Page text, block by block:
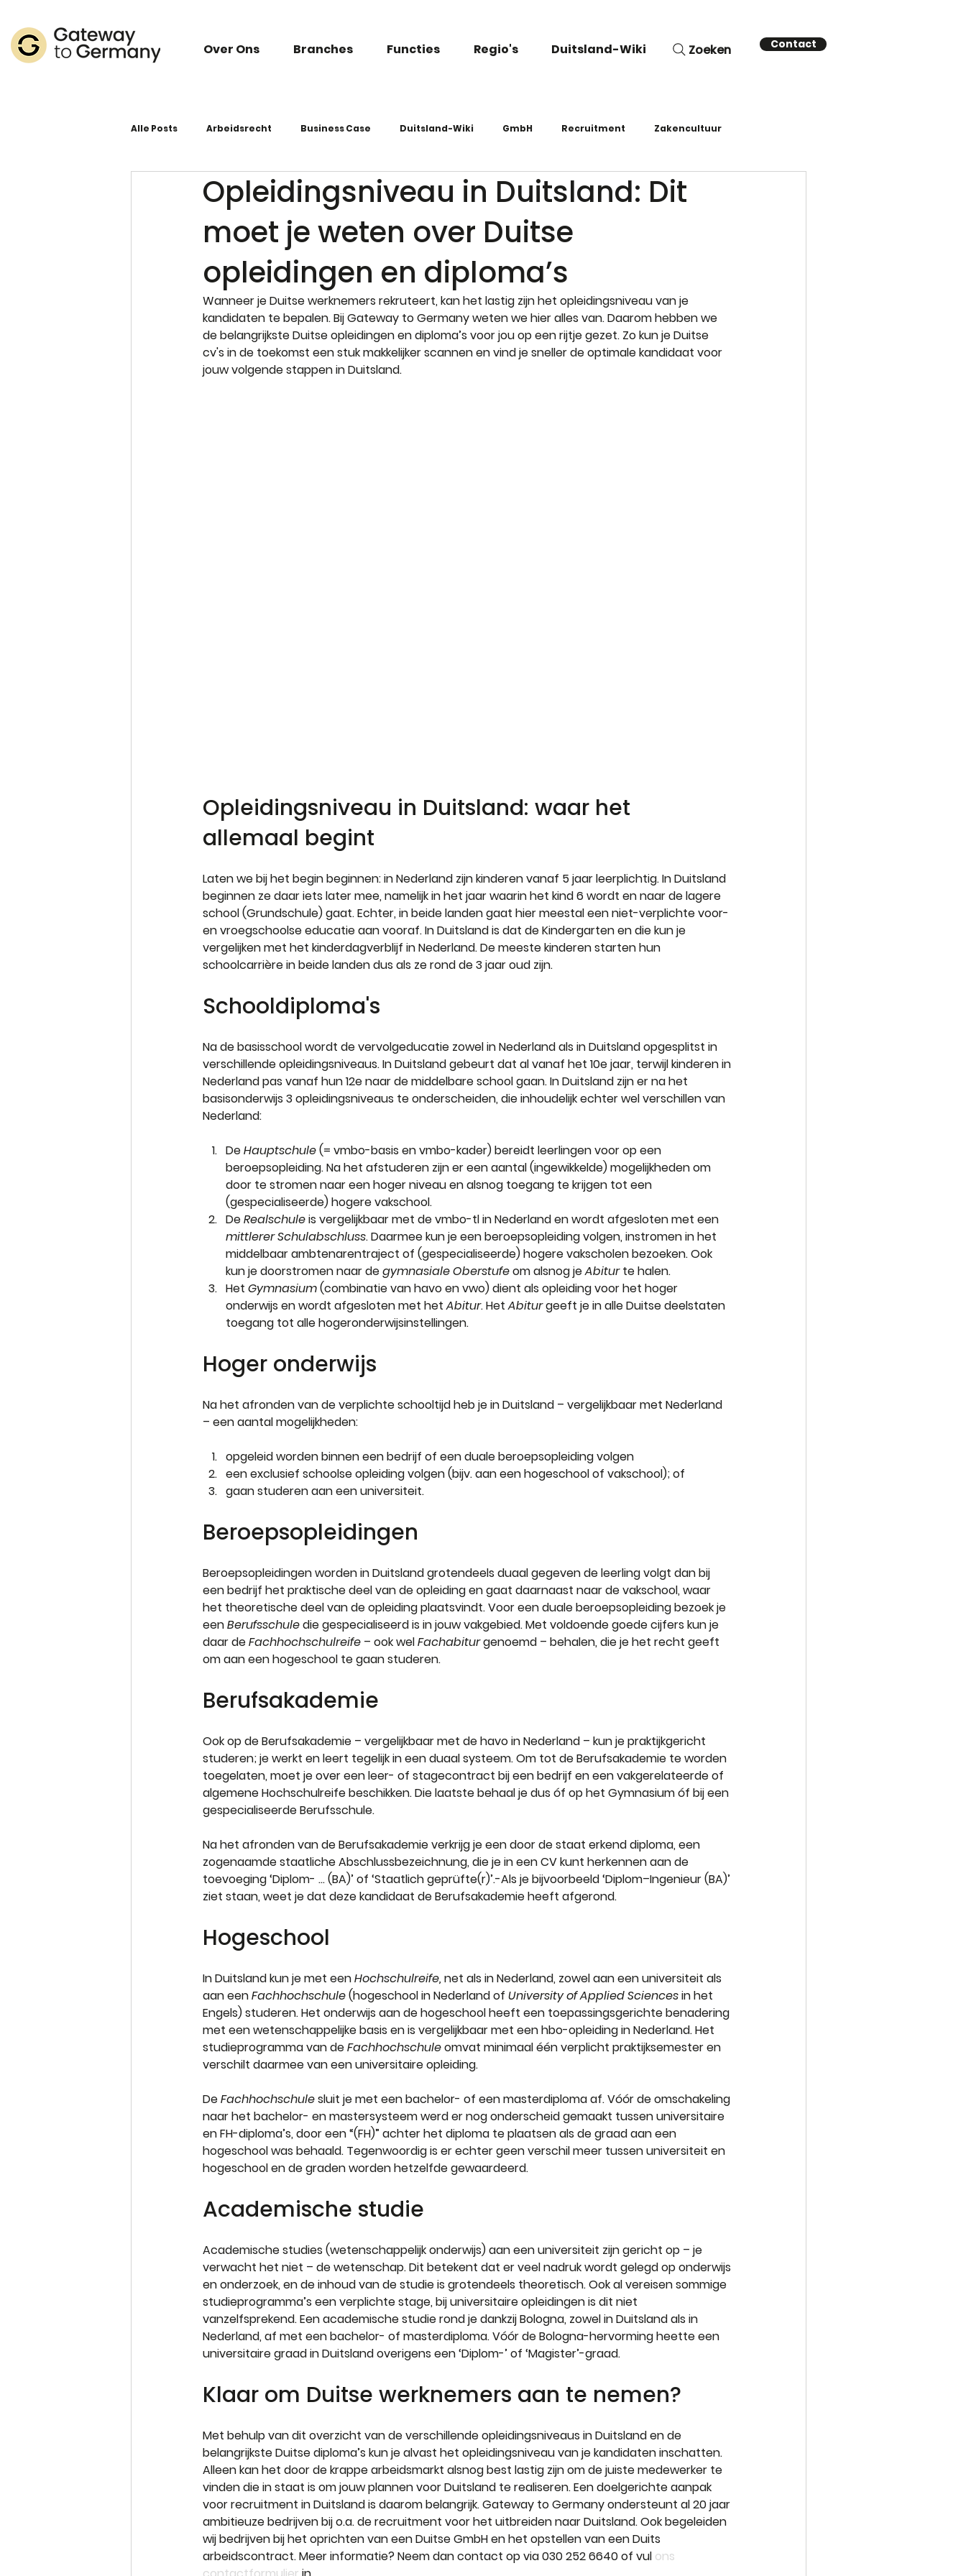
Over Ons Branches Functies Regio's Duitsland-Wiki Zoeken Contact
Alle Posts Arbeidsrecht Business Case Duitsland-Wiki GmbH Recruitment Zakencultuur
Opleidingsniveau in Duitsland: Dit
moet je weten over Duitse
opleidingen en diploma’s
Wanneer je Duitse werknemers rekruteert, kan het lastig zijn het opleidingsniveau van je
kandidaten te bepalen. Bij Gateway to Germany weten we hier alles van. Daarom hebben we
de belangrijkste Duitse opleidingen en diploma’s voor jou op een rijtje gezet. Zo kun je Duitse
cv's in de toekomst een stuk makkelijker scannen en vind je sneller de optimale kandidaat voor
jouw volgende stappen in Duitsland.
Opleidingsniveau in Duitsland: waar het
allemaal begint
Laten we bij het begin beginnen: in Nederland zijn kinderen vanaf 5 jaar leerplichtig. In Duitsland
beginnen ze daar iets later mee, namelijk in het jaar waarin het kind 6 wordt en naar de lagere
school (Grundschule) gaat. Echter, in beide landen gaat hier meestal een niet-verplichte voor-
en vroegschoolse educatie aan vooraf. In Duitsland is dat de Kindergarten en die kun je
vergelijken met het kinderdagverblijf in Nederland. De meeste kinderen starten hun
schoolcarrière in beide landen dus als ze rond de 3 jaar oud zijn.
Schooldiploma's
Na de basisschool wordt de vervolgeducatie zowel in Nederland als in Duitsland opgesplitst in
verschillende opleidingsniveaus. In Duitsland gebeurt dat al vanaf het 10e jaar, terwijl kinderen in
Nederland pas vanaf hun 12e naar de middelbare school gaan. In Duitsland zijn er na het
basisonderwijs 3 opleidingsniveaus te onderscheiden, die inhoudelijk echter wel verschillen van
Nederland:
De Hauptschule (= vmbo-basis en vmbo-kader) bereidt leerlingen voor op een
beroepsopleiding. Na het afstuderen zijn er een aantal (ingewikkelde) mogelijkheden om
door te stromen naar een hoger niveau en alsnog toegang te krijgen tot een
(gespecialiseerde) hogere vakschool.
De Realschule is vergelijkbaar met de vmbo-tl in Nederland en wordt afgesloten met een
mittlerer Schulabschluss. Daarmee kun je een beroepsopleiding volgen, instromen in het
middelbaar ambtenarentraject of (gespecialiseerde) hogere vakscholen bezoeken. Ook
kun je doorstromen naar de gymnasiale Oberstufe om alsnog je Abitur te halen.
Het Gymnasium (combinatie van havo en vwo) dient als opleiding voor het hoger
onderwijs en wordt afgesloten met het Abitur. Het Abitur geeft je in alle Duitse deelstaten
toegang tot alle hogeronderwijsinstellingen.
Hoger onderwijs
Na het afronden van de verplichte schooltijd heb je in Duitsland – vergelijkbaar met Nederland
– een aantal mogelijkheden:
opgeleid worden binnen een bedrijf of een duale beroepsopleiding volgen
een exclusief schoolse opleiding volgen (bijv. aan een hogeschool of vakschool); of
gaan studeren aan een universiteit.
Beroepsopleidingen
Beroepsopleidingen worden in Duitsland grotendeels duaal gegeven de leerling volgt dan bij
een bedrijf het praktische deel van de opleiding en gaat daarnaast naar de vakschool, waar
het theoretische deel van de opleiding plaatsvindt. Voor een duale beroepsopleiding bezoek je
een Berufsschule die gespecialiseerd is in jouw vakgebied. Met voldoende goede cijfers kun je
daar de Fachhochschulreife – ook wel Fachabitur genoemd – behalen, die je het recht geeft
om aan een hogeschool te gaan studeren.
Berufsakademie
Ook op de Berufsakademie – vergelijkbaar met de havo in Nederland – kun je praktijkgericht
studeren; je werkt en leert tegelijk in een duaal systeem. Om tot de Berufsakademie te worden
toegelaten, moet je over een leer- of stagecontract bij een bedrijf en een vakgerelateerde of
algemene Hochschulreife beschikken. Die laatste behaal je dus óf op het Gymnasium óf bij een
gespecialiseerde Berufsschule.
Na het afronden van de Berufsakademie verkrijg je een door de staat erkend diploma, een
zogenaamde staatliche Abschlussbezeichnung, die je in een CV kunt herkennen aan de
toevoeging ‘Diplom- … (BA)’ of ‘Staatlich geprüfte(r)’.-Als je bijvoorbeeld ‘Diplom–Ingenieur (BA)’
ziet staan, weet je dat deze kandidaat de Berufsakademie heeft afgerond.
Hogeschool
In Duitsland kun je met een Hochschulreife, net als in Nederland, zowel aan een universiteit als
aan een Fachhochschule (hogeschool in Nederland of University of Applied Sciences in het
Engels) studeren. Het onderwijs aan de hogeschool heeft een toepassingsgerichte benadering
met een wetenschappelijke basis en is vergelijkbaar met een hbo-opleiding in Nederland. Het
studieprogramma van de Fachhochschule omvat minimaal één verplicht praktijksemester en
verschilt daarmee van een universitaire opleiding.
De Fachhochschule sluit je met een bachelor- of een masterdiploma af. Vóór de omschakeling
naar het bachelor- en mastersysteem werd er nog onderscheid gemaakt tussen universitaire
en FH-diploma’s, door een “(FH)” achter het diploma te plaatsen als de graad aan een
hogeschool was behaald. Tegenwoordig is er echter geen verschil meer tussen universiteit en
hogeschool en de graden worden hetzelfde gewaardeerd.
Academische studie
Academische studies (wetenschappelijk onderwijs) aan een universiteit zijn gericht op – je
verwacht het niet – de wetenschap. Dit betekent dat er veel nadruk wordt gelegd op onderwijs
en onderzoek, en de inhoud van de studie is grotendeels theoretisch. Ook al vereisen sommige
studieprogramma’s een verplichte stage, bij universitaire opleidingen is dit niet
vanzelfsprekend. Een academische studie rond je dankzij Bologna, zowel in Duitsland als in
Nederland, af met een bachelor- of masterdiploma. Vóór de Bologna-hervorming heette een
universitaire graad in Duitsland overigens een ‘Diplom-’ of ‘Magister’-graad.
Klaar om Duitse werknemers aan te nemen?
Met behulp van dit overzicht van de verschillende opleidingsniveaus in Duitsland en de
belangrijkste Duitse diploma’s kun je alvast het opleidingsniveau van je kandidaten inschatten.
Alleen kan het door de krappe arbeidsmarkt alsnog best lastig zijn om de juiste medewerker te
vinden die in staat is om jouw plannen voor Duitsland te realiseren. Een doelgerichte aanpak
voor recruitment in Duitsland is daarom belangrijk. Gateway to Germany ondersteunt al 20 jaar
ambitieuze bedrijven bij o.a. de recruitment voor het uitbreiden naar Duitsland. Ook begeleiden
wij bedrijven bij het oprichten van een Duitse GmbH en het opstellen van een Duits
arbeidscontract. Meer informatie? Neem dan contact op via 030 252 6640 of vul ons